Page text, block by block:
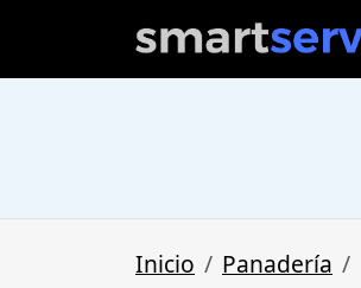
Inicio Panadería